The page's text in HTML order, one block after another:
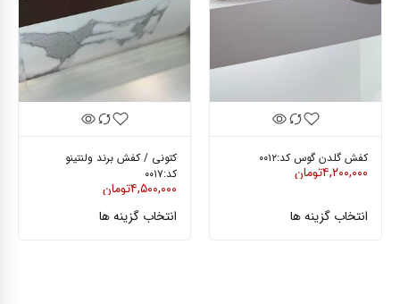
کفش گلدن گوس کد:۰۰۱۲
۴,۲۰۰,۰۰۰تومان
انتخاب گزینه ها
کتونی / کفش برند ولنتینو
کد:۰۰۱۷
۴,۵۰۰,۰۰۰تومان
انتخاب گزینه ها